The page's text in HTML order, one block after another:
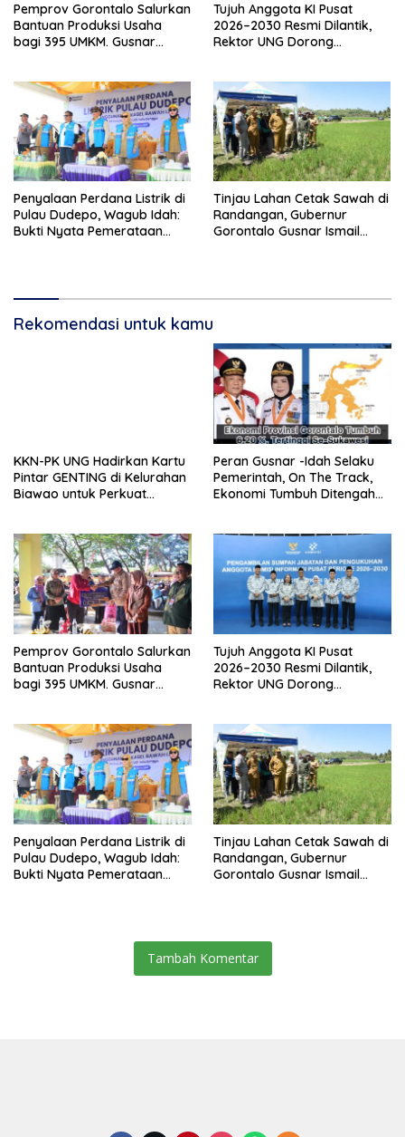
Pemprov Gorontalo Salurkan
Bantuan Produksi Usaha
bagi 395 UMKM. Gusnar
Bukan Konsumsi
Tujuh Anggota KI Pusat
2026–2030 Resmi Dilantik,
Rektor UNG Dorong
Penyalaan Perdana Listrik di
Pulau Dudepo, Wagub Idah:
Bukti Nyata Pemerataan
Tinjau Lahan Cetak Sawah di
Randangan, Gubernur
Gorontalo Gusnar Ismail
Rekomendasi untuk kamu
KKN-PK UNG Hadirkan Kartu
Pintar GENTING di Kelurahan
Biawao untuk Perkuat
Peran Gusnar -Idah Selaku
Pemerintah, On The Track,
Ekonomi Tumbuh Ditengah
Pemprov Gorontalo Salurkan
Bantuan Produksi Usaha
bagi 395 UMKM. Gusnar
Bukan Konsumsi
Tujuh Anggota KI Pusat
2026–2030 Resmi Dilantik,
Rektor UNG Dorong
Penyalaan Perdana Listrik di
Pulau Dudepo, Wagub Idah:
Bukti Nyata Pemerataan
Tinjau Lahan Cetak Sawah di
Randangan, Gubernur
Gorontalo Gusnar Ismail
Tambah Komentar